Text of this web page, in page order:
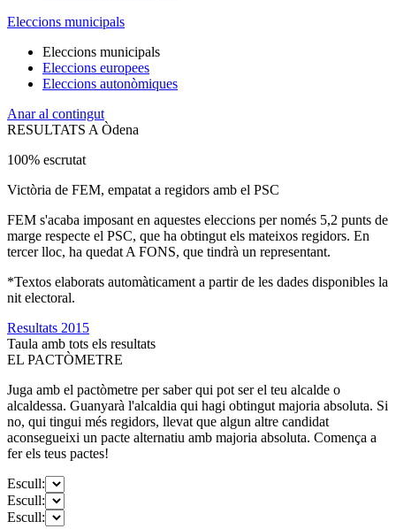
Eleccions municipals
Eleccions municipals
Eleccions europees
Eleccions autonòmiques
Anar al contingut
RESULTATS A Òdena
100% escrutat
Victòria de FEM, empatat a regidors amb el PSC
FEM s'acaba imposant en aquestes eleccions per només 5,2 punts de
marge respecte el PSC, que ha obtingut els mateixos regidors. En
tercer lloc, ha quedat A FONS, que tindrà un representant.
*Textos elaborats automàticament a partir de les dades disponibles la
nit electoral.
Resultats 2015
Taula amb tots els resultats
EL PACTÒMETRE
Juga amb el pactòmetre per saber qui pot ser el teu alcalde o
alcaldessa. Guanyarà l'alcaldia qui hagi obtingut majoria absoluta. Si
no, qui tingui més regidors, llevat que algun altre candidat
aconsegueixi un pacte alternatiu amb majoria absoluta. Comença a
fer els teus pactes!
Escull:
Escull:
Escull: